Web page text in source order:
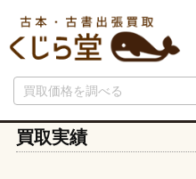
買取実績